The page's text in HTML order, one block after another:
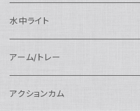
SEA&SEA
Nauticam
AOI
Panasonic用
Nauticam
FUJIFILM用
Nauticam
Nauticam
マクロポート
ドームポート
フラットポート
FIX
アクセサリー
Athena
ドームポート
SEA&SEA
アクセサリー
AOI
アクセサリー
アクセサリー
weefine
マクロコンバージョンレンズ
Nauticam
AOI
ワイドコンバージョンレンズ
Nauticam
ワイドアングルコンバージョンポート
水中ライト
大光量 3000ルーメン以上
リングライト
アーム/トレー
アーム
アクションカム